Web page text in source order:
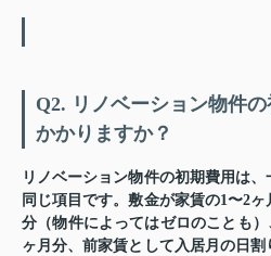
Q2. リノベーション物件
かかりますか？
リノベーション物件の初期費用は
同じ項目です。敷金が家賃の1〜2
分（物件によってはゼロのことも
ヶ月分、前家賃として入居月の日